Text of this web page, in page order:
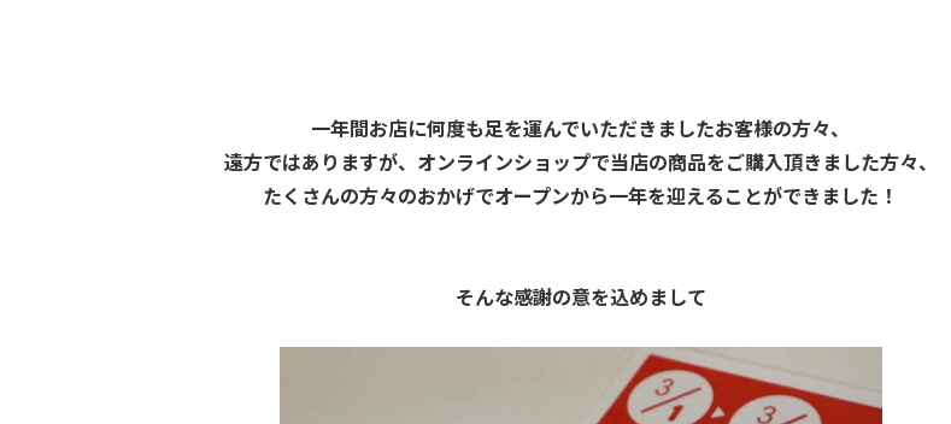
一年間お店に何度も足を運んでいただきましたお客様の方々、
遠方ではありますが、オンラインショップで当店の商品をご購入頂きました方々、
たくさんの方々のおかげでオープンから一年を迎えることができました！
そんな感謝の意を込めまして